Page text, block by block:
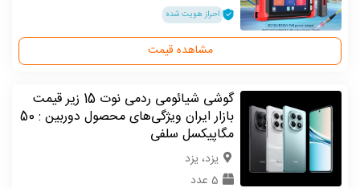
احراز هویت شده
مشاهده قیمت
گوشی شیائومی ردمی نوت 15 زیر قیمت
بازار ایران ویژگی‌های محصول دوربین : 50
مگاپیکسل سلفی
یزد، یزد
5 عدد